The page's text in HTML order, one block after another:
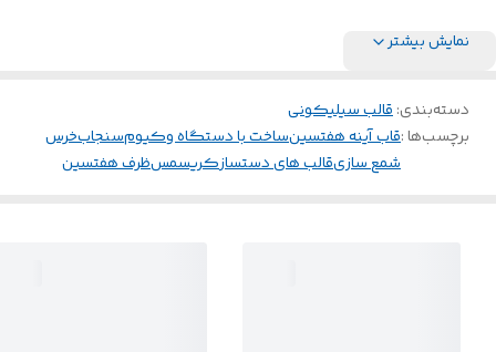
نمایش بیشتر
دسته‌بندی:قالب سیلیکونی
برچسب‌ها :قاب آینه هفتسینساخت با دستگاه وکیومسنجابخرس
شمع سازیقالب های دستسازکریسمسظرف هفتسین